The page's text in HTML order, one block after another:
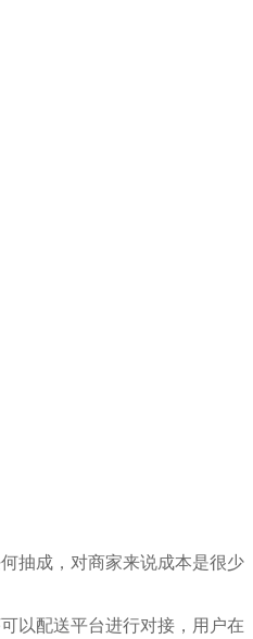
抽成，对商家来说成本是很少
以配送平台进行对接，用户在